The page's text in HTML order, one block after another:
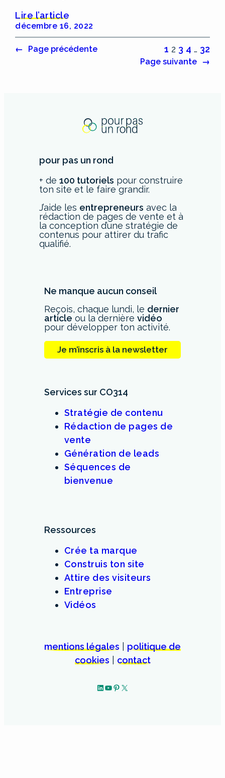
Lire l’article
décembre 16, 2022
← Page précédente 1 2 3 4 … 32
Page suivante →
pour pas un rond
+ de 100 tutoriels pour construire
ton site et le faire grandir.
J’aide les entrepreneurs avec la
rédaction de pages de vente et à
la conception d’une stratégie de
contenus pour attirer du trafic
qualifié.
Ne manque aucun conseil
Reçois, chaque lundi, le dernier
article ou la dernière vidéo
pour développer ton activité.
Je m’inscris à la newsletter
Services sur CO314
Stratégie de contenu
Rédaction de pages de
vente
Génération de leads
Séquences de
bienvenue
Ressources
Crée ta marque
Construis ton site
Attire des visiteurs
Entreprise
Vidéos
mentions légales
politique de
cookies
contact
LinkedIn
YouTube
Pinterest
X